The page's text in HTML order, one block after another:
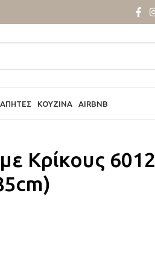
ΚΟΥΖΊΝΑ AIRBNB
Κρίκους 6012